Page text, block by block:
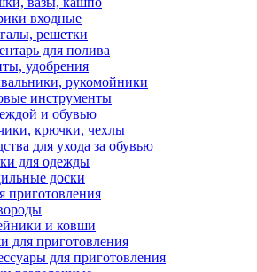
входные
решетки
для полива
удобрения
рукомойники
инструменты
и обувью
крючки, чехлы
для ухода за обувью
для одежды
доски
приготовления
и ковши
для приготовления
для приготовления